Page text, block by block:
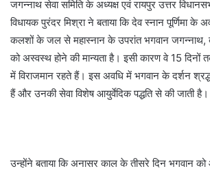
जगन्नाथ सेवा समिति के अध्यक्ष एवं रायपुर उत्तर
विधायक पुरंदर मिश्रा ने बताया कि देव स्नान पूर्णिमा के
कलशों के जल से महास्नान के उपरांत भगवान जगन्नाथ,
को अस्वस्थ होने की मान्यता है। इसी कारण वे 15 दिनों
में विराजमान रहते हैं। इस अवधि में भगवान के दर्शन
हैं और उनकी सेवा विशेष आयुर्वेदिक पद्धति से की जाती है।
उन्होंने बताया कि अनासर काल के तीसरे दिन भगवान